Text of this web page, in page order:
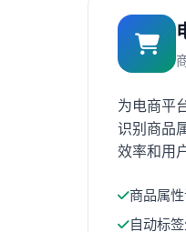
为电商平
识别商品
效率和用
商品属
自动标